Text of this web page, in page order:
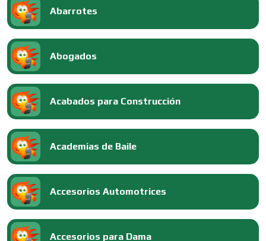
Abarrotes
Abogados
Acabados para Construcción
Academias de Baile
Accesorios Automotrices
Accesorios para Dama